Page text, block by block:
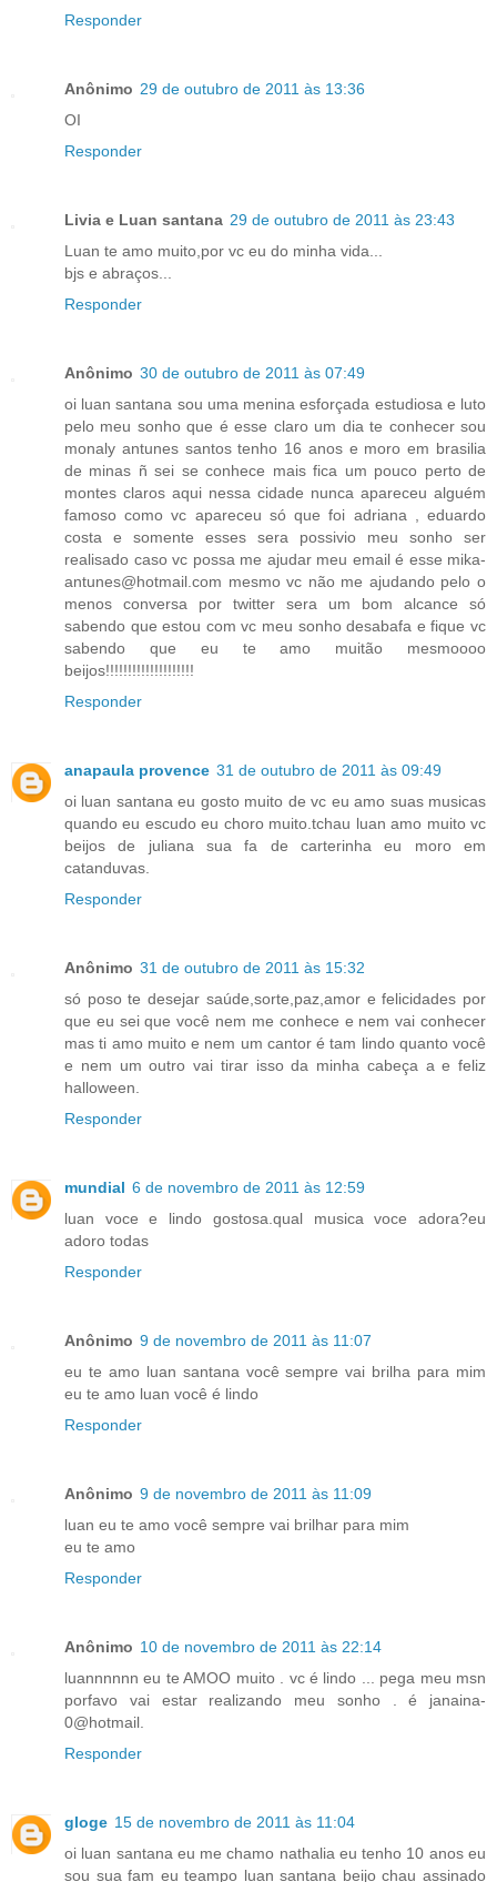
Responder
Anônimo 29 de outubro de 2011 às 13:36
OI
Responder
Livia e Luan santana 29 de outubro de 2011 às 23:43
Luan te amo muito,por vc eu do minha vida...
bjs e abraços...
Responder
Anônimo 30 de outubro de 2011 às 07:49
oi luan santana sou uma menina esforçada estudiosa e luto
pelo meu sonho que é esse claro um dia te conhecer sou
monaly antunes santos tenho 16 anos e moro em brasilia
de minas ñ sei se conhece mais fica um pouco perto de
montes claros aqui nessa cidade nunca apareceu alguém
famoso como vc apareceu só que foi adriana , eduardo
costa e somente esses sera possivio meu sonho ser
realisado caso vc possa me ajudar meu email é esse mika-
antunes@hotmail.com mesmo vc não me ajudando pelo o
menos conversa por twitter sera um bom alcance só
sabendo que estou com vc meu sonho desabafa e fique vc
sabendo que eu te amo muitão mesmoooo
beijos!!!!!!!!!!!!!!!!!!!!
Responder
anapaula provence 31 de outubro de 2011 às 09:49
oi luan santana eu gosto muito de vc eu amo suas musicas
quando eu escudo eu choro muito.tchau luan amo muito vc
beijos de juliana sua fa de carterinha eu moro em
catanduvas.
Responder
Anônimo 31 de outubro de 2011 às 15:32
só poso te desejar saúde,sorte,paz,amor e felicidades por
que eu sei que você nem me conhece e nem vai conhecer
mas ti amo muito e nem um cantor é tam lindo quanto você
e nem um outro vai tirar isso da minha cabeça a e feliz
halloween.
Responder
mundial 6 de novembro de 2011 às 12:59
luan voce e lindo gostosa.qual musica voce adora?eu
adoro todas
Responder
Anônimo 9 de novembro de 2011 às 11:07
eu te amo luan santana você sempre vai brilha para mim
eu te amo luan você é lindo
Responder
Anônimo 9 de novembro de 2011 às 11:09
luan eu te amo você sempre vai brilhar para mim
eu te amo
Responder
Anônimo 10 de novembro de 2011 às 22:14
luannnnnn eu te AMOO muito . vc é lindo ... pega meu msn
porfavo vai estar realizando meu sonho . é janaina-
0@hotmail.
Responder
gloge 15 de novembro de 2011 às 11:04
oi luan santana eu me chamo nathalia eu tenho 10 anos eu
sou sua fam eu teampo luan santana beijo chau assinado